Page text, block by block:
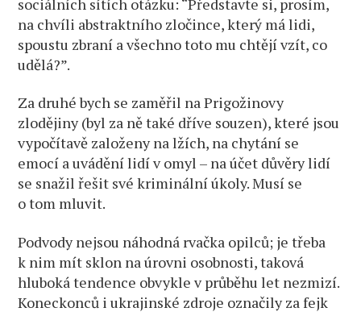
na chvíli abstraktního zločince, který má lidi,
spoustu zbraní a všechno toto mu chtějí vzít, co
udělá?”.
Za druhé bych se zaměřil na Prigožinovy
zlodějiny (byl za ně také dříve souzen), které jsou
vypočítavě založeny na lžích, na chytání se
emocí a uvádění lidí v omyl – na účet důvěry lidí
se snažil řešit své kriminální úkoly. Musí se
o tom mluvit.
Podvody nejsou náhodná rvačka opilců; je třeba
k nim mít sklon na úrovni osobnosti, taková
hluboká tendence obvykle v průběhu let nezmizí.
Koneckonců i ukrajinské zdroje označily za fejk